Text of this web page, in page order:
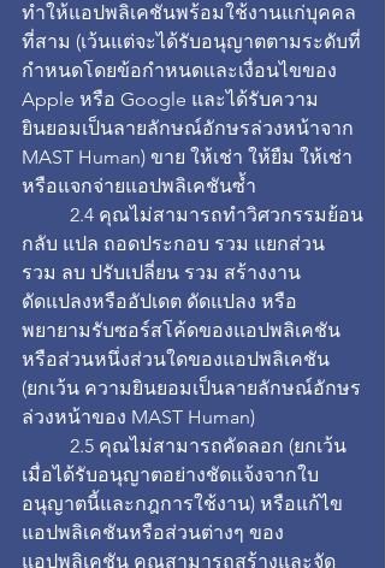
ทำให้แอปพลิเคชันพร้อมใช้งานแก่บุคคล
ที่สาม (เว้นแต่จะได้รับอนุญาตตามระดับที่
กำหนดโดยข้อกำหนดและเงื่อนไขของ
Apple หรือ Google และได้รับความ
ยินยอมเป็นลายลักษณ์อักษรล่วงหน้าจาก
MAST Human) ขาย ให้เช่า ให้ยืม ให้เช่า
หรือแจกจ่ายแอปพลิเคชันซ้ำ
กลับ แปล ถอดประกอบ รวม แยกส่วน
รวม ลบ ปรับเปลี่ยน รวม สร้างงาน
ดัดแปลงหรืออัปเดต ดัดแปลง หรือ
พยายามรับซอร์สโค้ดของแอปพลิเคชัน
หรือส่วนหนึ่งส่วนใดของแอปพลิเคชัน
(ยกเว้น ความยินยอมเป็นลายลักษณ์อักษร
ล่วงหน้าของ MAST Human)
เมื่อได้รับอนุญาตอย่างชัดแจ้งจากใบ
อนุญาตนี้และกฎการใช้งาน) หรือแก้ไข
แอปพลิเคชันหรือส่วนต่างๆ ของ
แอปพลิเคชัน คุณสามารถสร้างและจัด